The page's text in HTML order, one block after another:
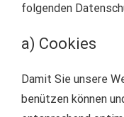
folgenden
a) Cookies
Damit Sie unsere
benützen können